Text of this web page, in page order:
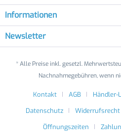
Informationen
Newsletter
* Alle Preise inkl. gesetzl.
Nachnahmegebühren, wenn
Kontakt AGB Händler-
Datenschutz
Widerrufsrecht
Öffnungszeiten